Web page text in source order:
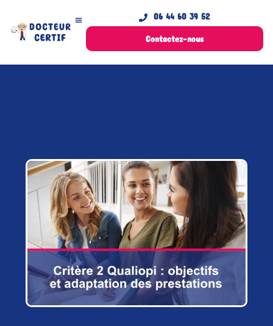
06 44 60 39 52
Contactez-nous